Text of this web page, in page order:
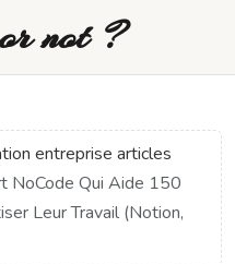
not ?
entreprise articles
NoCode Qui Aide 150
Leur Travail (Notion,